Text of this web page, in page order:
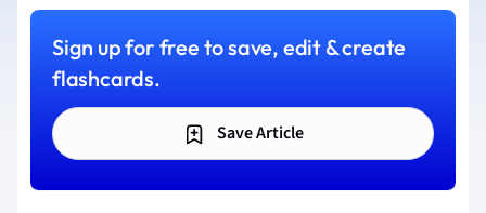
Sign up for free to save, edit & create
flashcards.
Save Article